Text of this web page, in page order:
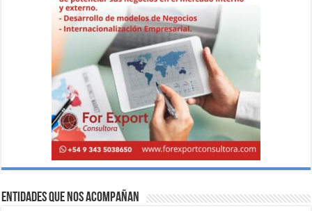
Entidades que nos acompañan